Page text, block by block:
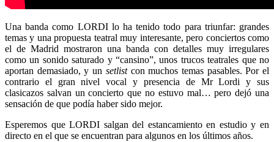
Una banda como LORDI lo ha tenido todo para triunfar: grandes
temas y una propuesta teatral muy interesante, pero conciertos como
el de Madrid mostraron una banda con detalles muy irregulares
como un sonido saturado y “cansino”, unos trucos teatrales que no
aportan demasiado, y un setlistcon muchos temas pasables. Por el
contrario el gran nivel vocal y presencia de Mr Lordi y sus
clasicazos salvan un concierto que no estuvo mal… pero dejó una
sensación de que podía haber sido mejor.
Esperemos que LORDI salgan del estancamiento en estudio y en
directo en el que se encuentran para algunos en los últimos años.